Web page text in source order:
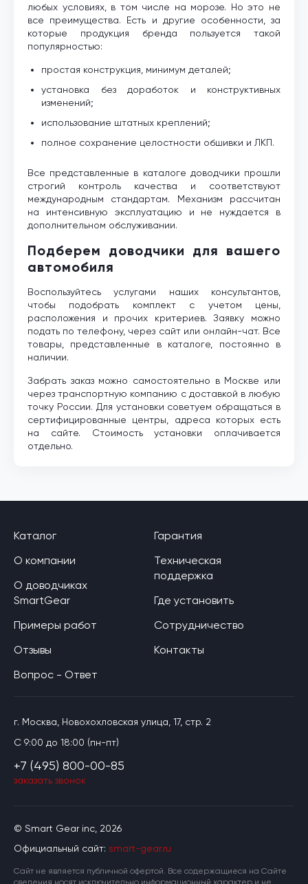
любых условиях, в том числе на морозе. Но это не
все преимущества. Есть и другие особенности, за
которые продукция бренда пользуется такой
популярностью:
простая конструкция, минимум деталей;
установка без доработок и конструктивных
изменений;
использование штатных креплений;
полное сохранение целостности обшивки и ЛКП.
Все представленные в каталоге доводчики прошли
строгий контроль качества и соответствуют
международным стандартам. Механизм рассчитан
на интенсивную эксплуатацию и не нуждается в
дополнительном обслуживании.
Подберем доводчики для вашего
автомобиля
Воспользуйтесь услугами наших консультантов,
чтобы подобрать комплект с учетом цены,
расположения и прочих критериев. Заявку можно
подать по телефону, через сайт или онлайн-чат. Все
товары, представленные в каталоге, постоянно в
наличии.
Забрать заказ можно самостоятельно в Москве или
через транспортную компанию с доставкой в любую
точку России. Для установки советуем обращаться в
сертифицированные центры, адреса которых есть
на сайте. Стоимость установки оплачивается
отдельно.
© Smart Gear inc, 2026
Официальный сайт: smart-gear.ru
Cайт не является публичной офертой. Все содержащиеся на Сайте
сведения носят исключительно информационный характер и не
Каталог
О компании
О доводчиках
SmartGear
Примеры работ
Отзывы
Вопрос - Ответ
Гарантия
Техническая
поддержка
Где установить
Сотрудничество
Контакты
г. Москва, Новохохловская улица, 17, стр. 2
C 9:00 до 18:00 (пн-пт)
+7 (495) 800-00-85
заказать звонок